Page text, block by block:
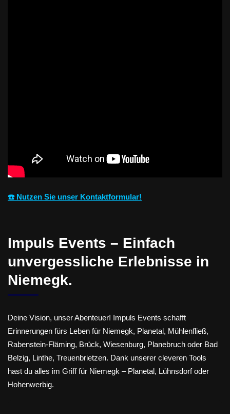
☎️ Nutzen Sie unser Kontaktformular!
Impuls Events – Einfach
unvergessliche Erlebnisse in
Niemegk.
Deine Vision, unser Abenteuer! Impuls Events schafft
Erinnerungen fürs Leben für Niemegk, Planetal, Mühlenfließ,
Rabenstein-Fläming, Brück, Wiesenburg, Planebruch oder Bad
Belzig, Linthe, Treuenbrietzen. Dank unserer cleveren Tools
hast du alles im Griff für Niemegk – Planetal, Lühnsdorf oder
Hohenwerbig.